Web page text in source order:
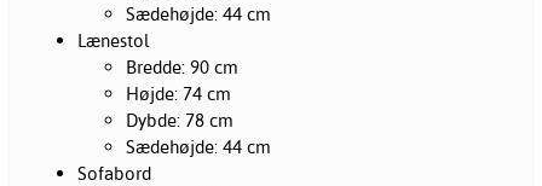
Sædehøjde: 44 cm
Lænestol
Bredde: 90 cm
Højde: 74 cm
Dybde: 78 cm
Sædehøjde: 44 cm
Sofabord